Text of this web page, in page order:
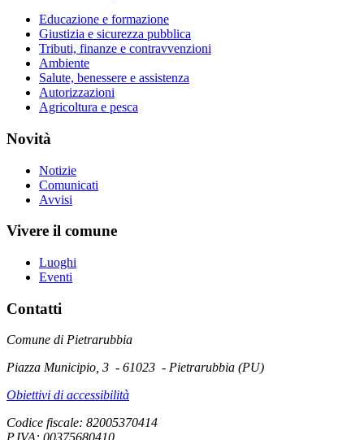
Educazione e formazione
Giustizia e sicurezza pubblica
Tributi, finanze e contravvenzioni
Ambiente
Salute, benessere e assistenza
Autorizzazioni
Agricoltura e pesca
Novità
Notizie
Comunicati
Avvisi
Vivere il comune
Luoghi
Eventi
Contatti
Comune di Pietrarubbia
Piazza Municipio, 3 - 61023 - Pietrarubbia (PU)
Obiettivi di accessibilità
Codice fiscale: 82005370414